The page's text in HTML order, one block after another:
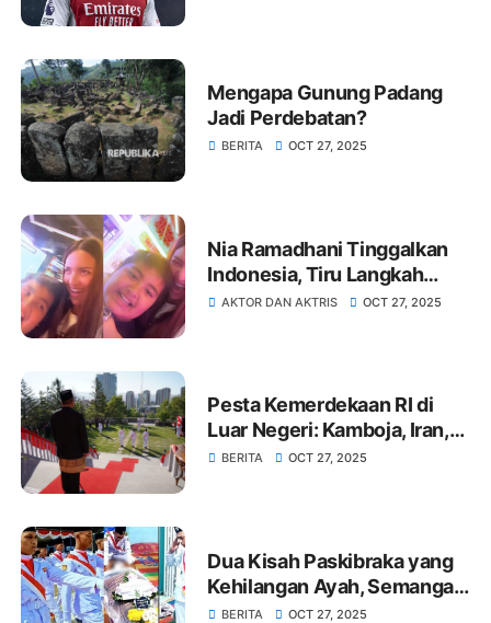
Mengapa Gunung Padang
Jadi Perdebatan?
BERITA OCT 27, 2025
Nia Ramadhani Tinggalkan
Indonesia, Tiru Langkah
Syahrini, Asisten: Mau Jadi
AKTOR DAN AKTRIS OCT 27, 2025
Pesta Kemerdekaan RI di
Luar Negeri: Kamboja, Iran,
dan Belanda
BERITA OCT 27, 2025
Dua Kisah Paskibraka yang
Kehilangan Ayah, Semangat
di Balik Merah Putih
BERITA OCT 27, 2025